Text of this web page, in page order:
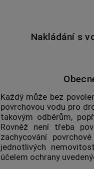
Nakládání s
Každý může bez
povrchovou vodu pro
takovým odběrům,
Rovněž není třeba
zachycování
jednotlivých
účelem ochrany